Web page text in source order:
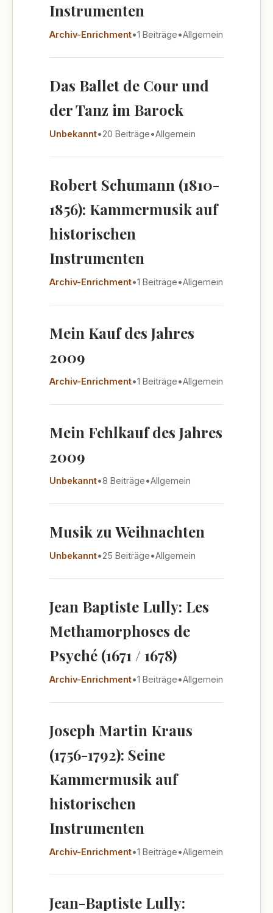
Instrumenten
Archiv-Enrichment•1 Beiträge•Allgemein
Das Ballet de Cour und
der Tanz im Barock
Unbekannt•20 Beiträge•Allgemein
Robert Schumann (1810-
1856): Kammermusik auf
historischen
Instrumenten
Archiv-Enrichment•1 Beiträge•Allgemein
Mein Kauf des Jahres
2009
Archiv-Enrichment•1 Beiträge•Allgemein
Mein Fehlkauf des Jahres
2009
Unbekannt•8 Beiträge•Allgemein
Musik zu Weihnachten
Unbekannt•25 Beiträge•Allgemein
Jean Baptiste Lully: Les
Methamorphoses de
Psyché (1671 / 1678)
Archiv-Enrichment•1 Beiträge•Allgemein
Joseph Martin Kraus
(1756-1792): Seine
Kammermusik auf
historischen
Instrumenten
Archiv-Enrichment•1 Beiträge•Allgemein
Jean-Baptiste Lully: